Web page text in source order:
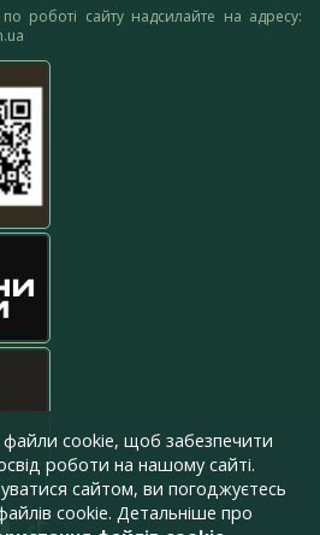
роботі сайту надсилайте на адресу:
cookie, щоб забезпечити
роботи на нашому сайті.
сайтом, ви погоджуєтесь
cookie. Детальніше про